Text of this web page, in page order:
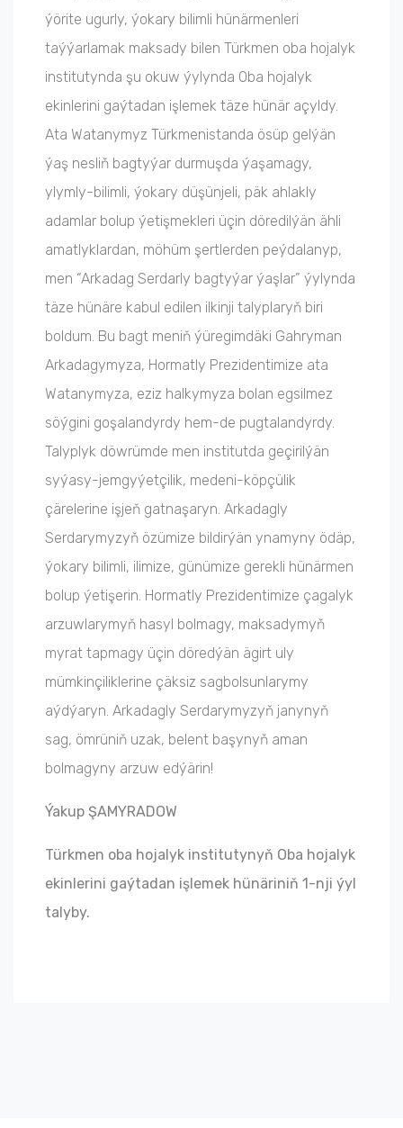
ýörite ugurly, ýokary bilimli hünärmenleri
taýýarlamak maksady bilen Türkmen oba hojalyk
institutynda şu okuw ýylynda Oba hojalyk
ekinlerini gaýtadan işlemek täze hünär açyldy.
Ata Watanymyz Türkmenistanda ösüp gelýän
ýaş nesliň bagtyýar durmuşda ýaşamagy,
ylymly-bilimli, ýokary düşünjeli, päk ahlakly
adamlar bolup ýetişmekleri üçin döredilýän ähli
amatlyklardan, möhüm şertlerden peýdalanyp,
men “Arkadag Serdarly bagtyýar ýaşlar” ýylynda
täze hünäre kabul edilen ilkinji talyplaryň biri
boldum. Bu bagt meniň ýüregimdäki Gahryman
Arkadagymyza, Hormatly Prezidentimize ata
Watanymyza, eziz halkymyza bolan egsilmez
söýgini goşalandyrdy hem-de pugtalandyrdy.
Talyplyk döwrümde men institutda geçirilýän
syýasy-jemgyýetçilik, medeni-köpçülik
çärelerine işjeň gatnaşaryn. Arkadagly
Serdarymyzyň özümize bildirýän ynamyny ödäp,
ýokary bilimli, ilimize, günümize gerekli hünärmen
bolup ýetişerin. Hormatly Prezidentimize çagalyk
arzuwlarymyň hasyl bolmagy, maksadymyň
myrat tapmagy üçin döredýän ägirt uly
mümkinçiliklerine çäksiz sagbolsunlarymy
aýdýaryn. Arkadagly Serdarymyzyň janynyň
sag, ömrüniň uzak, belent başynyň aman
bolmagyny arzuw edýärin!
Ýakup ŞAMYRADOW
Türkmen oba hojalyk institutynyň Oba hojalyk
ekinlerini gaýtadan işlemek hünäriniň 1-nji ýyl
talyby.